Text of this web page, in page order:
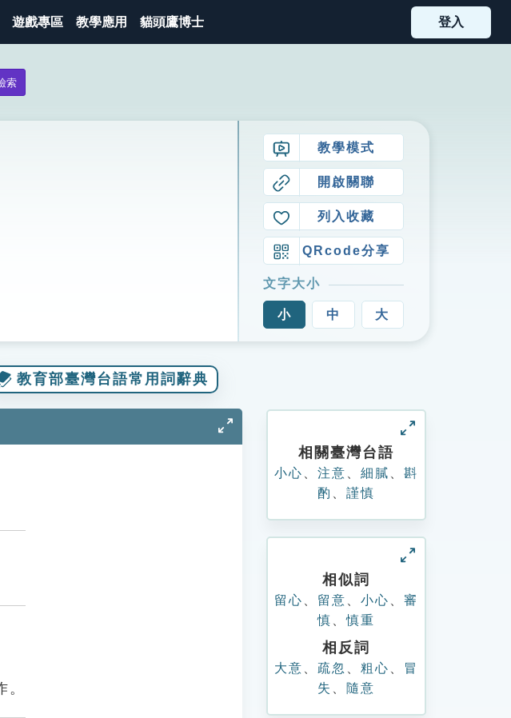
遊戲專區 教學應用 貓頭鷹博士 登入
索
教學模式
開啟關聯
列入收藏
QRcode分享
文字大小
小 中 大
教育部臺灣台語常用詞辭典
相關臺灣台語
小心 注意 細膩
斟
酌
謹慎
相似詞
留心 留意 小心
審
慎
、慎重
相反詞
大意 疏忽 粗心
冒
失
隨意